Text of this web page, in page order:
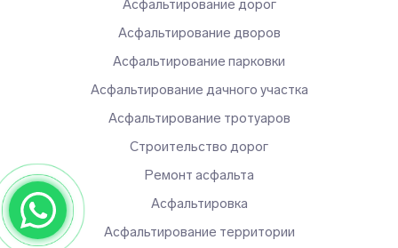
Асфальтирование дорог
Асфальтирование дворов
Асфальтирование парковки
Асфальтирование дачного участка
Асфальтирование тротуаров
Строительство дорог
Ремонт асфальта
Асфальтировка
Асфальтирование территории